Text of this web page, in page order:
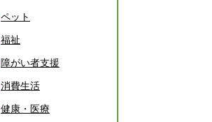
ペット
福祉
障がい者支援
消費生活
健康・医療